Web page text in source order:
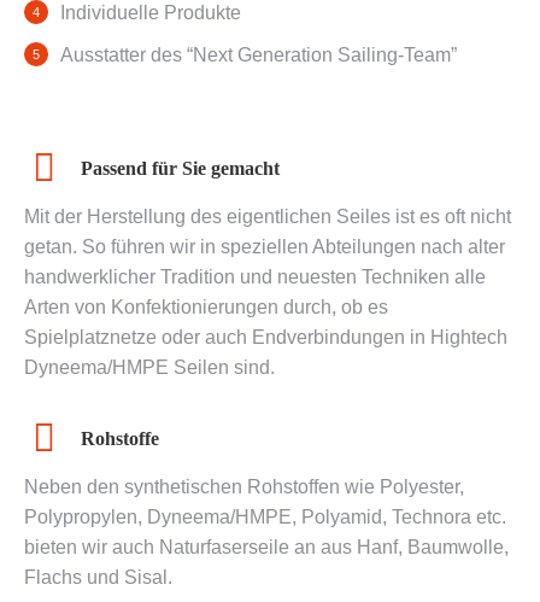
Individuelle Produkte
Ausstatter des “Next Generation Sailing-Team”
Passend für Sie gemacht
Mit der Herstellung des eigentlichen Seiles ist es oft nicht
getan. So führen wir in speziellen Abteilungen nach alter
handwerklicher Tradition und neuesten Techniken alle
Arten von Konfektionierungen durch, ob es
Spielplatznetze oder auch Endverbindungen in Hightech
Dyneema/HMPE Seilen sind.
Rohstoffe
Neben den synthetischen Rohstoffen wie Polyester,
Polypropylen, Dyneema/HMPE, Polyamid, Technora etc.
bieten wir auch Naturfaserseile an aus Hanf, Baumwolle,
Flachs und Sisal.